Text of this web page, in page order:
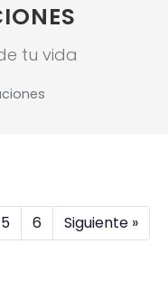
tu vida
5 6 Siguiente »